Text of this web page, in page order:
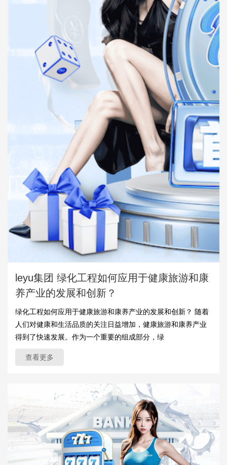
leyu集团 绿化工程如何应用于健康旅游和康
养产业的发展和创新？
绿化工程如何应用于健康旅游和康养产业的发展和创新？ 随着
人们对健康和生活品质的关注日益增加，健康旅游和康养产业
得到了快速发展。作为一个重要的组成部分，绿
查看更多